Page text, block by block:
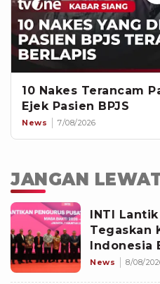
10 Nakes Terancam
Ejek Pasien BPJS
News 7/08/2026
JANGAN
INTI
Tegaskan
Indonesia
News 8/08/